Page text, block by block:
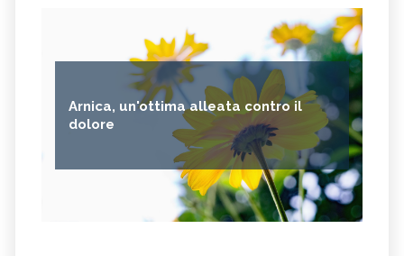
Arnica, un'ottima alleata contro il
dolore